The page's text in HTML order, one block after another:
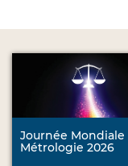
Journée Mondiale
Métrologie 2026